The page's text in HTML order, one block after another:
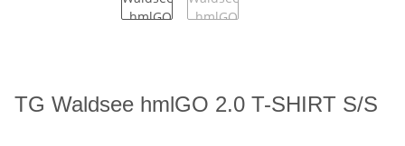
TG Waldsee hmlGO 2.0 T-SHIRT S/S